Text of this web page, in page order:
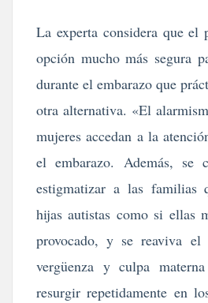
La experta considera que el
opción mucho más segura
durante el embarazo que
otra alternativa. «El
mujeres accedan a la
el embarazo. Además, se
estigmatizar a las familias
hijas autistas como si ellas
provocado, y se reaviva el
vergüenza y culpa
resurgir repetidamente en